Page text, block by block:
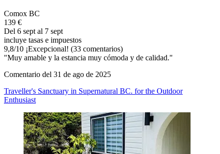
Comox BC
139 €
Del 6 sept al 7 sept
incluye tasas e impuestos
9,8/10 ¡Excepcional! (33 comentarios)
"Muy amable y la estancia muy cómoda y de calidad."
Comentario del 31 de ago de 2025
Traveller's Sanctuary in Supernatural BC. for the Outdoor
Enthusiast